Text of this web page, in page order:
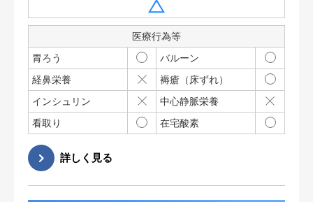
医療行為等
胃ろう
バルーン
経鼻栄養
褥瘡（床ずれ）
インシュリン
中心静脈栄養
看取り
在宅酸素